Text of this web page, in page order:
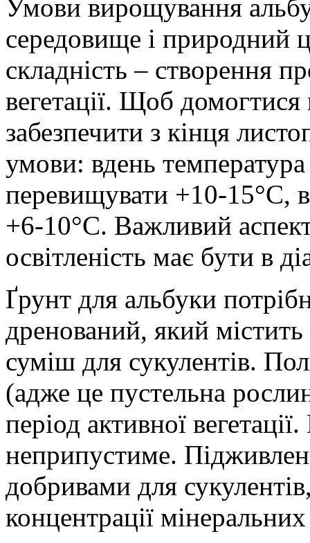
Умови вирощування
середовище і природний
складність – створення
вегетації. Щоб домогтися
забезпечити з кінця
умови: вдень
перевищувати +10-15°С,
+6-10°С. Важливий
освітленість має бути в
Ґрунт для альбуки
дренований, який
суміш для сукулентів.
(адже це пустельна
період активної
неприпустиме.
добривами для
концентрації